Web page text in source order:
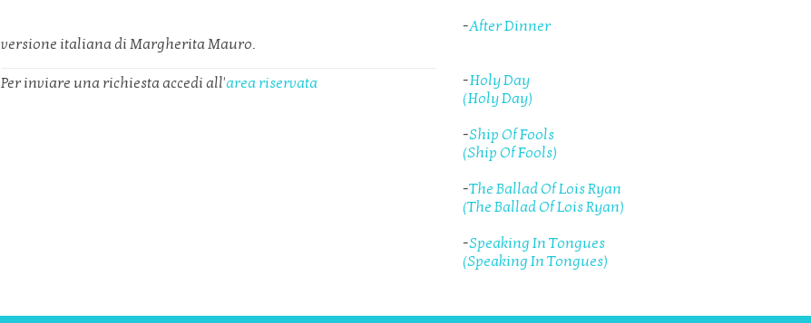
versione italiana di Margherita Mauro.
Per inviare una richiesta accedi all'area riservata
-After Dinner
-Holy Day
(Holy Day)
-Ship Of Fools
(Ship Of Fools)
-The Ballad Of Lois Ryan
(The Ballad Of Lois Ryan)
-Speaking In Tongues
(Speaking In Tongues)